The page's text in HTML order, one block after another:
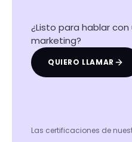
¿Listo para hablar
marketing?
QUIERO LLAMAR
Las certificaciones de